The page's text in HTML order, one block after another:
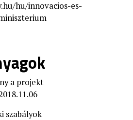
hu/innovacios-es-
a projekt
szabályok